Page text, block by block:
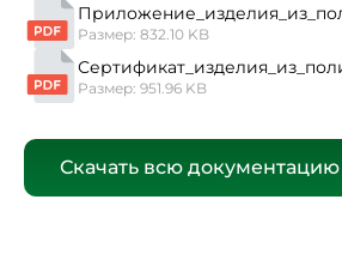
Размер: 832.10 KB
Размер: 951.96 KB
Скачать всю документацию